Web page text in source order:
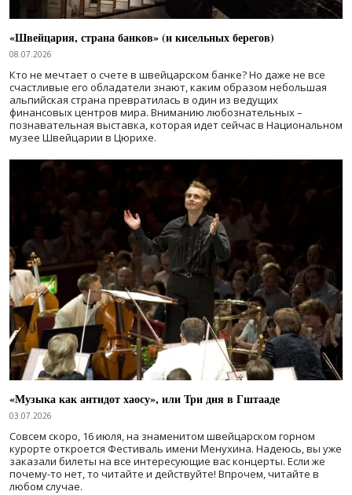
«Швейцария, страна банков» (и кисельных берегов)
08.07.2026
Кто не мечтает о счете в швейцарском банке? Но даже не все
счастливые его обладатели знают, каким образом небольшая
альпийская страна превратилась в один из ведущих
финансовых центров мира. Вниманию любознательных –
познавательная выставка, которая идет сейчас в Национальном
музее Швейцарии в Цюрихе.
«Музыка как антидот хаосу», или Три дня в Гштааде
03.07.2026
Совсем скоро, 16 июля, на знаменитом швейцарском горном
курорте откроется Фестиваль имени Менухина. Надеюсь, вы уже
заказали билеты на все интересующие вас концерты. Если же
почему-то нет, то читайте и действуйте! Впрочем, читайте в
любом случае.